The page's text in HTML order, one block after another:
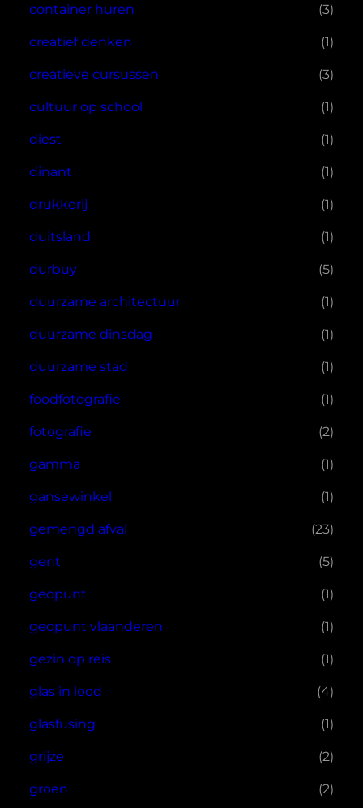
container huren (3)
creatief denken (1)
creatieve cursussen (3)
cultuur op school (1)
diest (1)
dinant (1)
drukkerij (1)
duitsland (1)
durbuy (5)
duurzame architectuur (1)
duurzame dinsdag (1)
duurzame stad (1)
foodfotografie (1)
fotografie (2)
gamma (1)
gansewinkel (1)
gemengd afval (23)
gent (5)
geopunt (1)
geopunt vlaanderen (1)
gezin op reis (1)
glas in lood (4)
glasfusing (1)
grijze (2)
groen (2)